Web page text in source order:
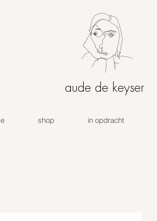
aude de keyser
shop in opdracht